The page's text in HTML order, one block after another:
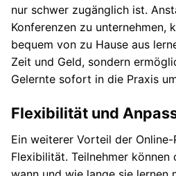
nur schwer zugänglich ist.
Konferenzen zu unternehmen,
bequem von zu Hause aus
Zeit und Geld, sondern
Gelernte sofort in die Praxis
Flexibilität und
Ein weiterer Vorteil der
Flexibilität. Teilnehmer